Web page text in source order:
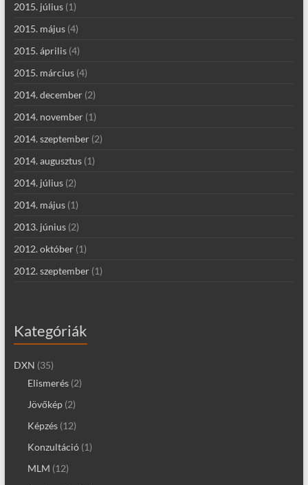
2015. július(1)
2015. május(4)
2015. április(4)
2015. március(4)
2014. december(2)
2014. november(1)
2014. szeptember(2)
2014. augusztus(1)
2014. július(2)
2014. május(1)
2013. június(2)
2012. október(1)
2012. szeptember(1)
Kategóriák
DXN (35)
Elismerés(2)
Jövőkép(2)
Képzés(12)
Konzultáció(1)
MLM (12)